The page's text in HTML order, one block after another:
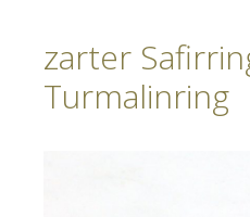
zarter
Turmalinring